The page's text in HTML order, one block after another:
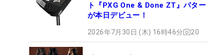
ト『PXG One & Done ZT』パター
が本日デビュー！
2026年7月30日 (木) 16時46分 20